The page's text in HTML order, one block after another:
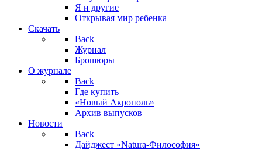
Я и другие
Открывая мир ребенка
Скачать
Back
Журнал
Брошюры
О журнале
Back
Где купить
«Новый Акрополь»
Архив выпусков
Новости
Back
Дайджест «Natura-Философия»